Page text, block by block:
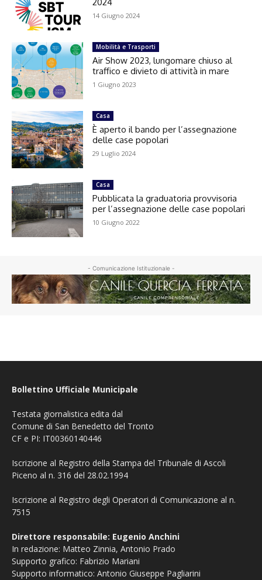
14 Giugno 2024
Mobilità e Trasporti
Air Show 2023, lungomare chiuso al
traffico e divieto di attività in mare
1 Giugno 2023
Casa
È aperto il bando per l’assegnazione
delle case popolari
29 Luglio 2024
Casa
Pubblicata la graduatoria provvisoria
per l’assegnazione delle case popolari
10 Giugno 2022
- Comunicazione Istituzionale -
Bollettino Ufficiale Municipale
Testata giornalistica edita dal
Comune di San Benedetto del Tronto
CF e PI: IT00360140446
Iscrizione al Registro della Stampa del Tribunale di Ascoli
Piceno al n. 316 del 28.02.1994
Iscrizione al Registro degli Operatori di Comunicazione al n.
7515
Direttore responsabile: Eugenio Anchini
In redazione: Matteo Zinnia, Antonio Prado
Supporto grafico: Fabrizio Mariani
Supporto informatico: Antonio Giuseppe Pagliarini